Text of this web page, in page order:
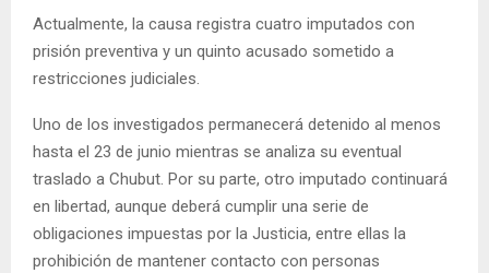
Actualmente, la causa registra cuatro imputados con
prisión preventiva y un quinto acusado sometido a
restricciones judiciales.
Uno de los investigados permanecerá detenido al menos
hasta el 23 de junio mientras se analiza su eventual
traslado a Chubut. Por su parte, otro imputado continuará
en libertad, aunque deberá cumplir una serie de
obligaciones impuestas por la Justicia, entre ellas la
prohibición de mantener contacto con personas